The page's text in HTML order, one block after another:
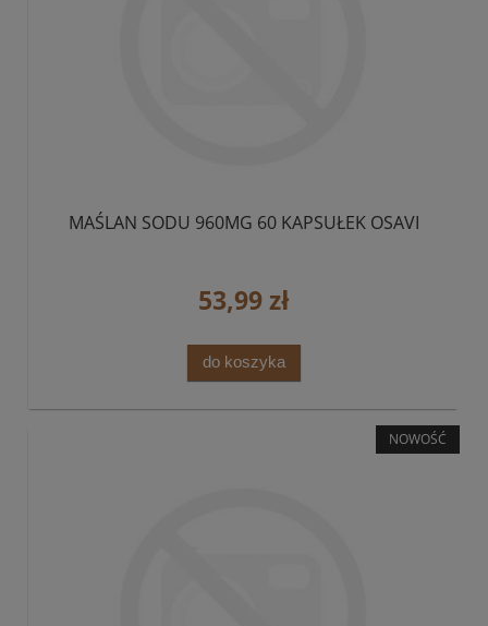
MAŚLAN SODU 960MG 60 KAPSUŁEK OSAVI
53,99 zł
do koszyka
NOWOŚĆ